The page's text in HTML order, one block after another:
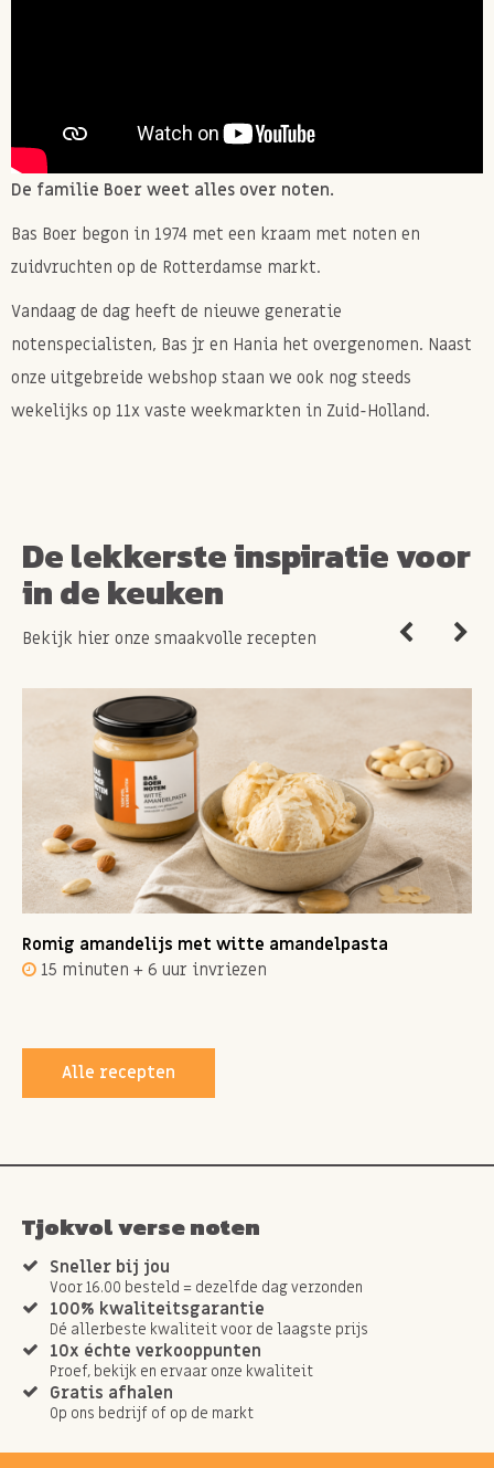
De familie Boer weet alles over noten.
Bas Boer begon in 1974 met een kraam met noten en
zuidvruchten op de Rotterdamse markt.
Vandaag de dag heeft de nieuwe generatie
notenspecialisten, Bas jr en Hania het overgenomen. Naast
onze uitgebreide webshop staan we ook nog steeds
wekelijks op 11x vaste weekmarkten in Zuid-Holland.
De lekkerste inspiratie voor
in de keuken
Bekijk hier onze smaakvolle recepten
Romig amandelijs met witte amandelpasta
15 minuten + 6 uur invriezen
Alle recepten
Tjokvol verse noten
Sneller bij jou
Voor 16.00 besteld = dezelfde dag verzonden
100% kwaliteitsgarantie
Dé allerbeste kwaliteit voor de laagste prijs
10x échte verkooppunten
Proef, bekijk en ervaar onze kwaliteit
Gratis afhalen
Op ons bedrijf of op de markt